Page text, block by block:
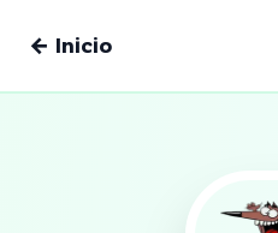
← Inicio